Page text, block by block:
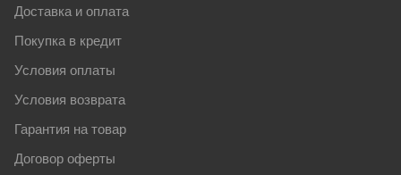
Доставка и оплата
Покупка в кредит
Условия оплаты
Условия возврата
Гарантия на товар
Договор оферты